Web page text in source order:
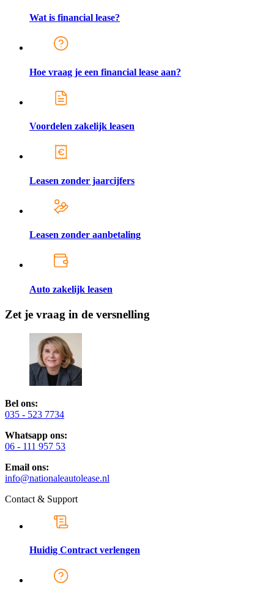
Wat is financial lease?
Hoe vraag je een financial lease aan?
Voordelen zakelijk leasen
Leasen zonder jaarcijfers
Leasen zonder aanbetaling
Auto zakelijk leasen
Zet je vraag in de versnelling
Bel ons:
035 - 523 7734
Whatsapp ons:
06 - 111 957 53
Email ons:
info@nationaleautolease.nl
Contact & Support
Huidig Contract verlengen